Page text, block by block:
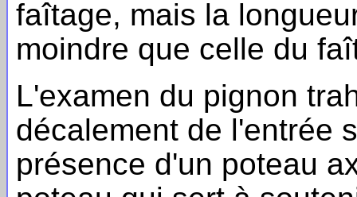
faîtage, mais la
moindre que celle du
L'examen du pignon
décalement de l'entrée
présence d'un poteau